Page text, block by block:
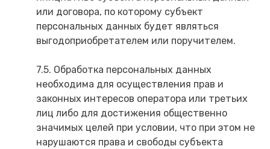
или договора, по которому субъект
персональных данных будет являться
выгодоприобретателем или поручителем.
7.5. Обработка персональных данных
необходима для осуществления прав и
законных интересов оператора или третьих
лиц либо для достижения общественно
значимых целей при условии, что при этом не
нарушаются права и свободы субъекта